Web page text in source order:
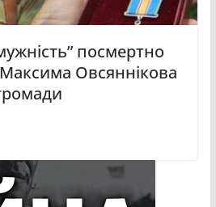
посмертно
Овсяннікова